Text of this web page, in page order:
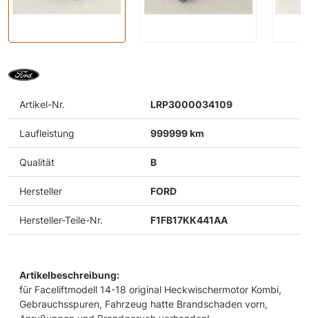
Artikel-Nr. LRP3000034109
Laufleistung 999999 km
Qualität B
Hersteller FORD
Hersteller-Teile-Nr. F1FB17KK441AA
Artikelbeschreibung:
für Faceliftmodell 14-18 original Heckwischermotor Kombi,
Gebrauchsspuren, Fahrzeug hatte Brandschaden vorn,